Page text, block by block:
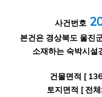
사건번호
본건은 경상북도 울진
소재하는 숙박시설
건물면적 [
토지면적 [ 전